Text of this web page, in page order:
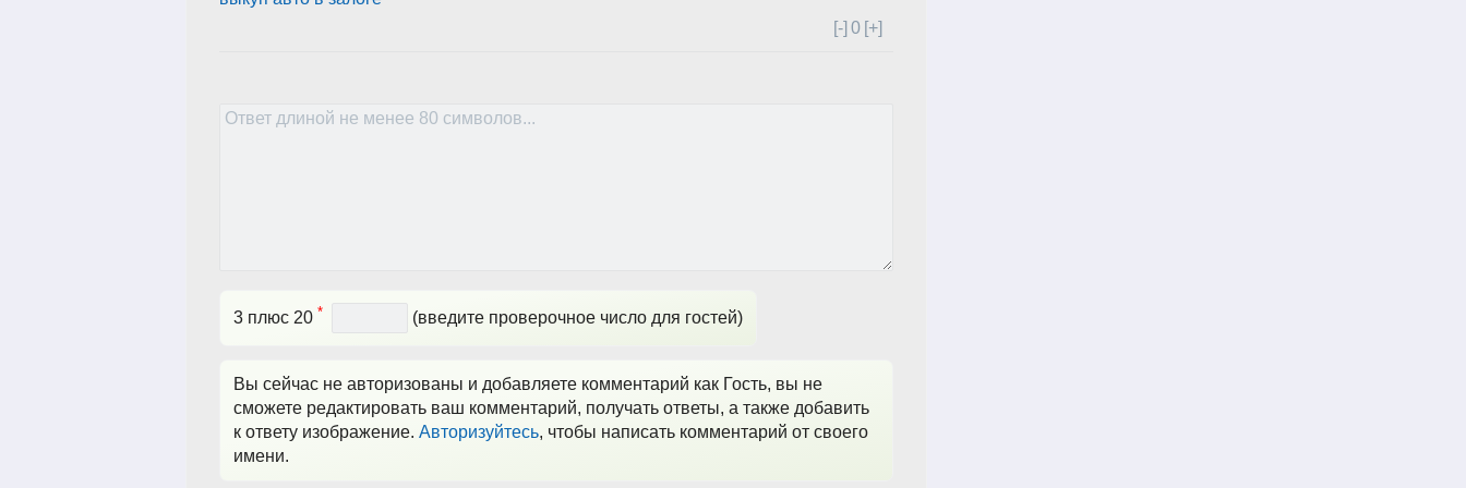
[-] 0 [+]
3 плюс 20 * (введите проверочное число для гостей)
Вы сейчас не авторизованы и добавляете комментарий как Гость, вы не
сможете редактировать ваш комментарий, получать ответы, а также добавить
к ответу изображение. Авторизуйтесь, чтобы написать комментарий от своего
имени.